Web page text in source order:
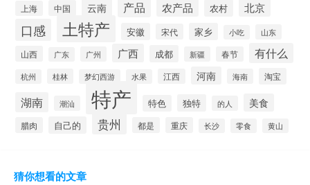
上海 中国 云南 产品 农产品 农村 北京
口感 土特产 安徽 宋代 家乡 小吃 山东
山西 广东 广州 广西 成都 新疆 春节 有什么
杭州 桂林 梦幻西游 水果 江西 河南 海南 淘宝
湖南 潮汕 特产 特色 独特 的人 美食
腊肉 自己的 贵州 都是 重庆 长沙 零食 黄山
猜你想看的文章